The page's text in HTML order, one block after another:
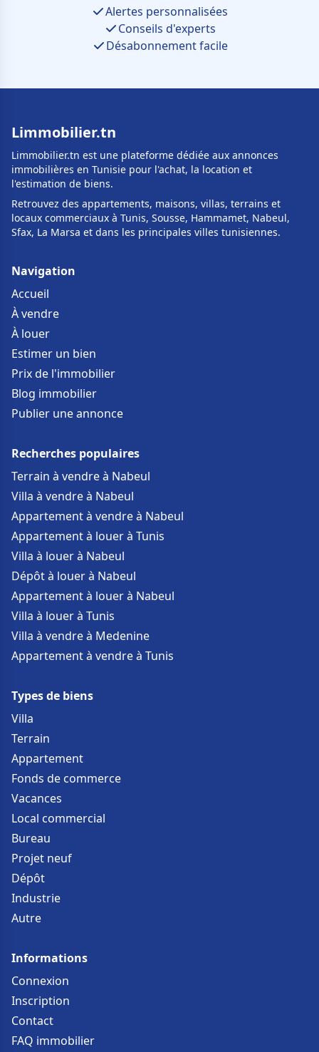
Alertes personnalisées
Conseils d'experts
Désabonnement facile
Limmobilier.tn
Limmobilier.tn est une plateforme dédiée aux annonces
immobilières en Tunisie pour l'achat, la location et
l'estimation de biens.
Retrouvez des appartements, maisons, villas, terrains et
locaux commerciaux à Tunis, Sousse, Hammamet, Nabeul,
Sfax, La Marsa et dans les principales villes tunisiennes.
Navigation
Accueil
À vendre
À louer
Estimer un bien
Prix de l'immobilier
Blog immobilier
Publier une annonce
Recherches populaires
Terrain à vendre à Nabeul
Villa à vendre à Nabeul
Appartement à vendre à Nabeul
Appartement à louer à Tunis
Villa à louer à Nabeul
Dépôt à louer à Nabeul
Appartement à louer à Nabeul
Villa à louer à Tunis
Villa à vendre à Medenine
Appartement à vendre à Tunis
Types de biens
Villa
Terrain
Appartement
Fonds de commerce
Vacances
Local commercial
Bureau
Projet neuf
Dépôt
Industrie
Autre
Informations
Connexion
Inscription
Contact
FAQ immobilier